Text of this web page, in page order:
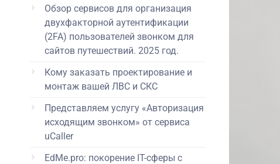
Обзор сервисов для организация
двухфакторной аутентификации
(2FA) пользователей звонком для
сайтов путешествий. 2025 год.
Кому заказать проектирование и
монтаж вашей ЛВС и СКС
Представляем услугу «Авторизация
исходящим звонком» от сервиса
uCaller
EdMe.pro: покорение IT-сферы с